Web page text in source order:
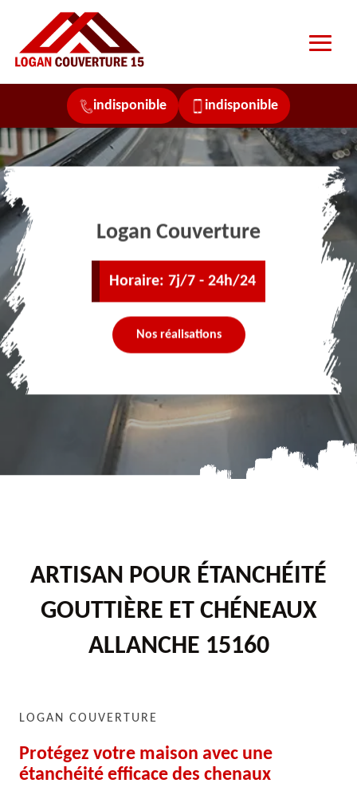
indisponible indisponible
Logan Couverture
Horaire: 7j/7 - 24h/24
Nos réalisations
ARTISAN POUR ÉTANCHÉITÉ
GOUTTIÈRE ET CHÉNEAUX
ALLANCHE 15160
LOGAN COUVERTURE
Protégez votre maison avec une
étanchéité efficace des chenaux